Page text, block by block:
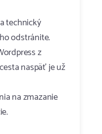
technický
odstránite.
z
naspäť je už
na zmazanie